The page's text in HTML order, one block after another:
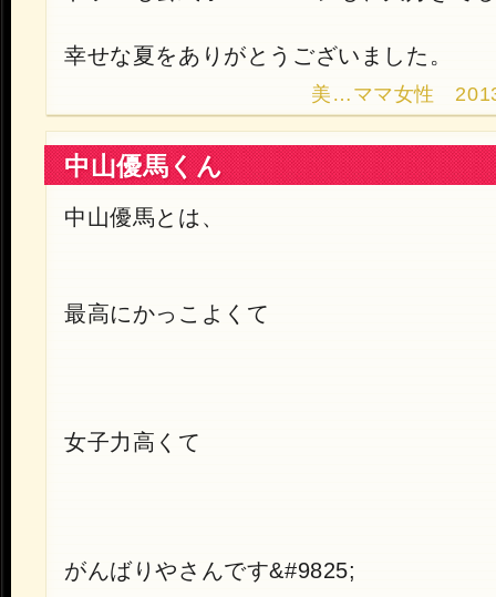
幸せな夏をありがとうございました。
美…ママ女性
中山優馬くん
中山優馬とは、
最高にかっこよくて
女子力高くて
がんばりやさんです&#9825;